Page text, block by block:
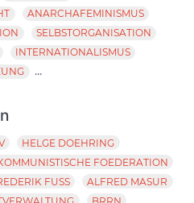
ANARCHAFEMINISMUS
SELBSTORGANISATION
INTERNATIONALISMUS
...
HELGE DOEHRING
FOEDERATION
FUSS
ALFRED MASUR